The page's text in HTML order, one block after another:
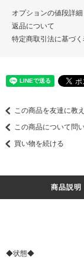
オプションの値段詳細
返品について
特定商取引法に基づ
この商品を友達に教
この商品について問
買い物を続ける
商品説明
◆状態◆